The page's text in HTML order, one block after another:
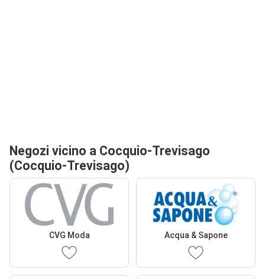
Negozi vicino a Cocquio-Trevisago
(Cocquio-Trevisago)
CVG Moda Acqua & Sapone